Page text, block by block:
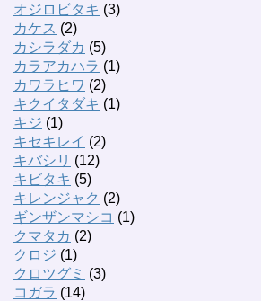
オジロビタキ (3)
カケス (2)
カシラダカ (5)
カラアカハラ (1)
カワラヒワ (2)
キクイタダキ (1)
キジ (1)
キセキレイ (2)
キバシリ (12)
キビタキ (5)
キレンジャク (2)
ギンザンマシコ (1)
クマタカ (2)
クロジ (1)
クロツグミ (3)
コガラ (14)